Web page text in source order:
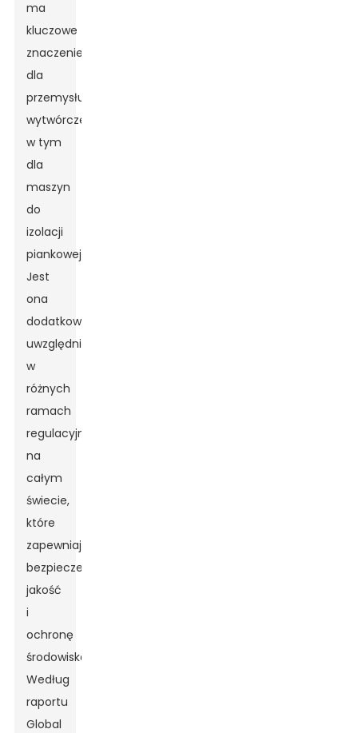
ma
kluczowe
znaczenie
dla
przemysłu
wytwórczego,
w tym
dla
maszyn
do
izolacji
piankowej.
Jest
ona
dodatkowo
uwzględniona
w
różnych
ramach
regulacyjnych
na
całym
świecie,
które
zapewniają
bezpieczeństwo,
jakość
i
ochronę
środowiska.
Według
raportu
Global